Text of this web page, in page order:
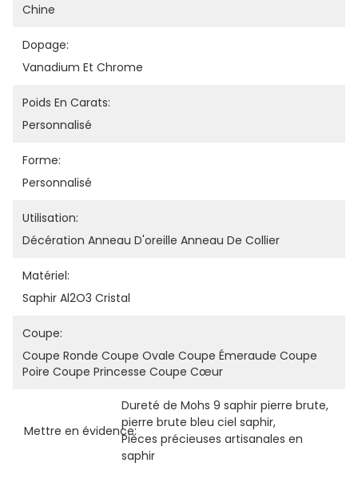
Chine
Dopage:
Vanadium Et Chrome
Poids En Carats:
Personnalisé
Forme:
Personnalisé
Utilisation:
Décération Anneau D'oreille Anneau De Collier
Matériel:
Saphir Al2O3 Cristal
Coupe:
Coupe Ronde Coupe Ovale Coupe Émeraude Coupe
Poire Coupe Princesse Coupe Cœur
Mettre en évidence:
Dureté de Mohs 9 saphir pierre brute,
pierre brute bleu ciel saphir,
Pièces précieuses artisanales en
saphir